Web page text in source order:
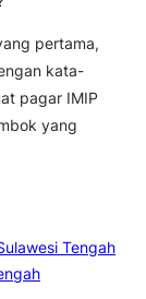
pertama,
kata-
pagar IMIP
yang
Tengah